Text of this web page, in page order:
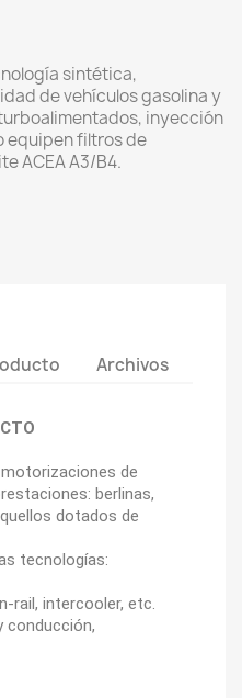
sintética,
de vehículos gasolina y
inyección
equipen filtros de
ACEA A3/B4.
Archivos
de
berlinas,
dotados de
tecnologías:
rail, intercooler, etc.
conducción,